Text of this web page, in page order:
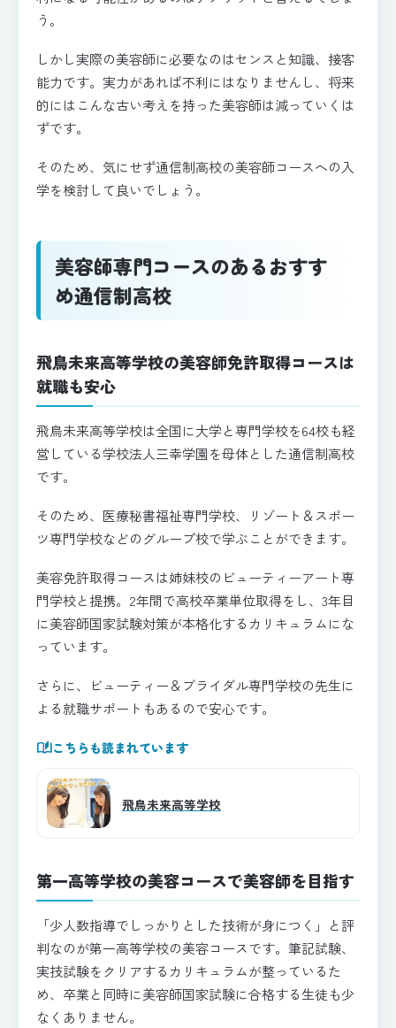
う。
しかし実際の美容師に必要なのはセンスと知識、接客
能力です。実力があれば不利にはなりませんし、将来
的にはこんな古い考えを持った美容師は減っていくは
ずです。
そのため、気にせず通信制高校の美容師コースへの入
学を検討して良いでしょう。
美容師専門コースのあるおすす
め通信制高校
飛鳥未来高等学校の美容師免許取得コースは
就職も安心
飛鳥未来高等学校は全国に大学と専門学校を64校も経
営している学校法人三幸学園を母体とした通信制高校
です。
そのため、医療秘書福祉専門学校、リゾート＆スポー
ツ専門学校などのグループ校で学ぶことができます。
美容免許取得コースは姉妹校のビューティーアート専
門学校と提携。2年間で高校卒業単位取得をし、3年目
に美容師国家試験対策が本格化するカリキュラムにな
っています。
さらに、ビューティー＆ブライダル専門学校の先生に
よる就職サポートもあるので安心です。
auto_storiesこちらも読まれています
飛鳥未来高等学校
第一高等学校の美容コースで美容師を目指す
「少人数指導でしっかりとした技術が身につく」と評
判なのが第一高等学校の美容コースです。筆記試験、
実技試験をクリアするカリキュラムが整っているた
め、卒業と同時に美容師国家試験に合格する生徒も少
なくありません。